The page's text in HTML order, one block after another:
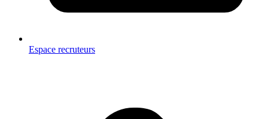
Espace recruteurs